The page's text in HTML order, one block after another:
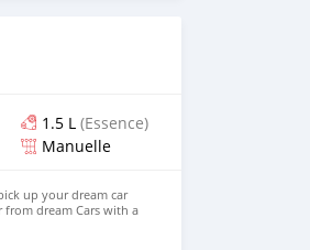
1.5 L (Essence)
Manuelle
up your dream car
dream Cars with a